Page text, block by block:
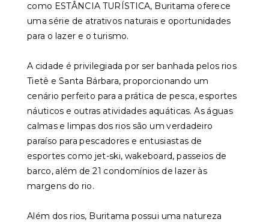
como ESTÂNCIA TURÍSTICA, Buritama oferece
uma série de atrativos naturais e oportunidades
para o lazer e o turismo.
A cidade é privilegiada por ser banhada pelos rios
Tietê e Santa Bárbara, proporcionando um
cenário perfeito para a prática de pesca, esportes
náuticos e outras atividades aquáticas. As águas
calmas e limpas dos rios são um verdadeiro
paraíso para pescadores e entusiastas de
esportes como jet-ski, wakeboard, passeios de
barco, além de 21 condomínios de lazer às
margens do rio.
Além dos rios, Buritama possui uma natureza